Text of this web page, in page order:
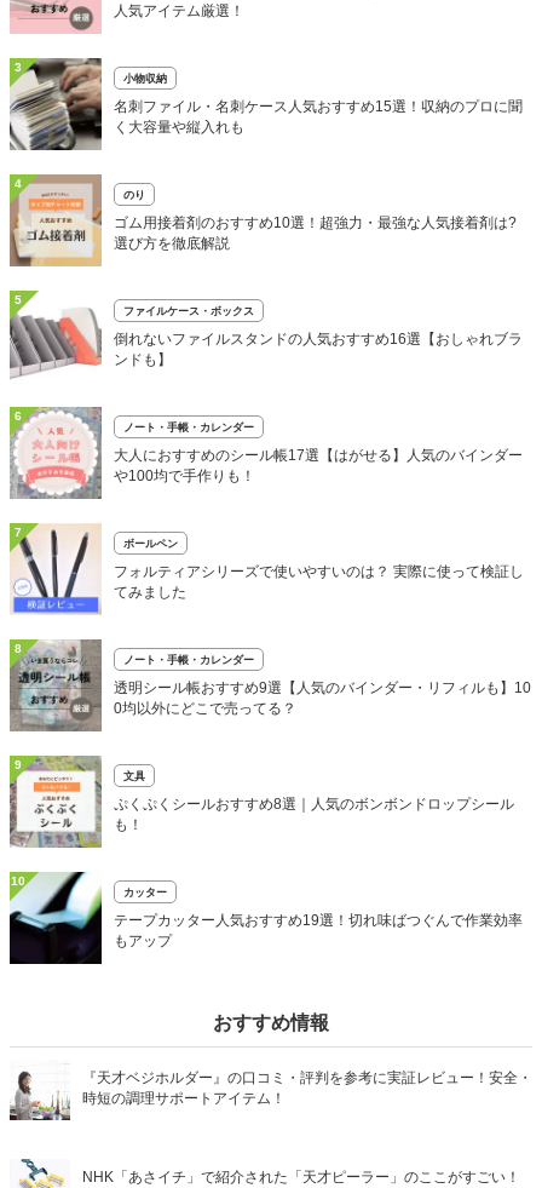
人気アイテム厳選！
3
小物収納
名刺ファイル・名刺ケース人気おすすめ15選！収納のプロに聞
く大容量や縦入れも
4
のり
ゴム用接着剤のおすすめ10選！超強力・最強な人気接着剤は?
選び方を徹底解説
5
ファイルケース・ボックス
倒れないファイルスタンドの人気おすすめ16選【おしゃれブラ
ンドも】
6
ノート・手帳・カレンダー
大人におすすめのシール帳17選【はがせる】人気のバインダー
や100均で手作りも！
7
ボールペン
フォルティアシリーズで使いやすいのは？ 実際に使って検証し
てみました
8
ノート・手帳・カレンダー
透明シール帳おすすめ9選【人気のバインダー・リフィルも】10
0均以外にどこで売ってる？
9
文具
ぷくぷくシールおすすめ8選｜人気のボンボンドロップシール
も！
10
カッター
テープカッター人気おすすめ19選！切れ味ばつぐんで作業効率
もアップ
おすすめ情報
『天才ベジホルダー』の口コミ・評判を参考に実証レビュー！安全・
時短の調理サポートアイテム！
NHK「あさイチ」で紹介された「天才ピーラー」のここがすごい！